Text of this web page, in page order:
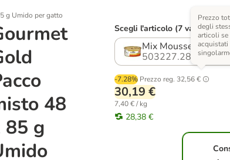
g Umido per gatto
48
85 g
Scegli l'articolo (7 varianti)
Mix Mousse carne
503227.28
-7.28% Prezzo reg. 32,56 €
Prezzo
degli
articoli se
acquistati
30,19 €
7,40 € / kg
28,38 €